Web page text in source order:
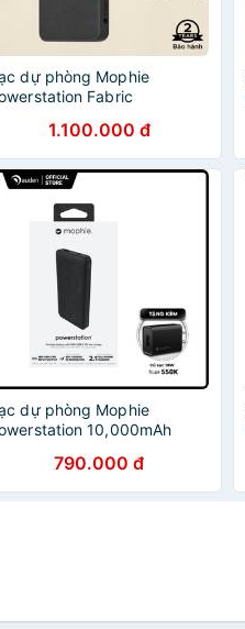
dự phòng Mophie
Fabric
2 cổng outputs USB-C &
1.100.000 đ
dự phòng Mophie
10,000mAh
PD 18W
790.000 đ